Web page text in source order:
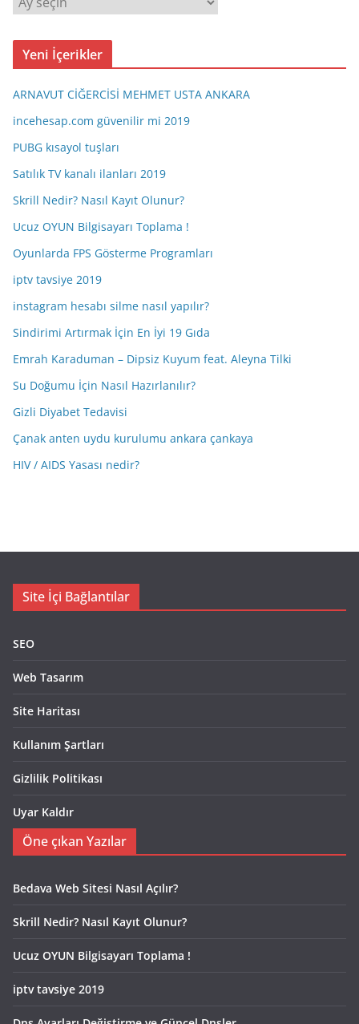
r
ş
Yeni İçerikler
ARNAVUT CİĞERCİSİ MEHMET USTA ANKARA
incehesap.com güvenilir mi 2019
PUBG kısayol tuşları
Satılık TV kanalı ilanları 2019
Skrill Nedir? Nasıl Kayıt Olunur?
Ucuz OYUN Bilgisayarı Toplama !
Oyunlarda FPS Gösterme Programları
iptv tavsiye 2019
instagram hesabı silme nasıl yapılır?
Sindirimi Artırmak İçin En İyi 19 Gıda
Emrah Karaduman – Dipsiz Kuyum feat. Aleyna Tilki
Su Doğumu İçin Nasıl Hazırlanılır?
Gizli Diyabet Tedavisi
Çanak anten uydu kurulumu ankara çankaya
HIV / AIDS Yasası nedir?
Site İçi Bağlantılar
SEO
Web Tasarım
Site Haritası
Kullanım Şartları
Gizlilik Politikası
Uyar Kaldır
Öne çıkan Yazılar
Bedava Web Sitesi Nasıl Açılır?
Skrill Nedir? Nasıl Kayıt Olunur?
Ucuz OYUN Bilgisayarı Toplama !
iptv tavsiye 2019